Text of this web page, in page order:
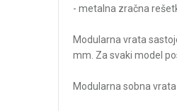
- metalna zračna
Modularna vrata
mm. Za svaki model
Modularna sobna